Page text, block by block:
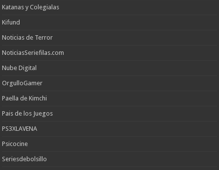
Katanas y Colegialas
Kifund
Noticias de Terror
NoticiasSeriefilas.com
Nube Digital
OrgulloGamer
Paella de Kimchi
Pais de los Juegos
PS3XLAVENA
Psicocine
Seriesdebolsillo